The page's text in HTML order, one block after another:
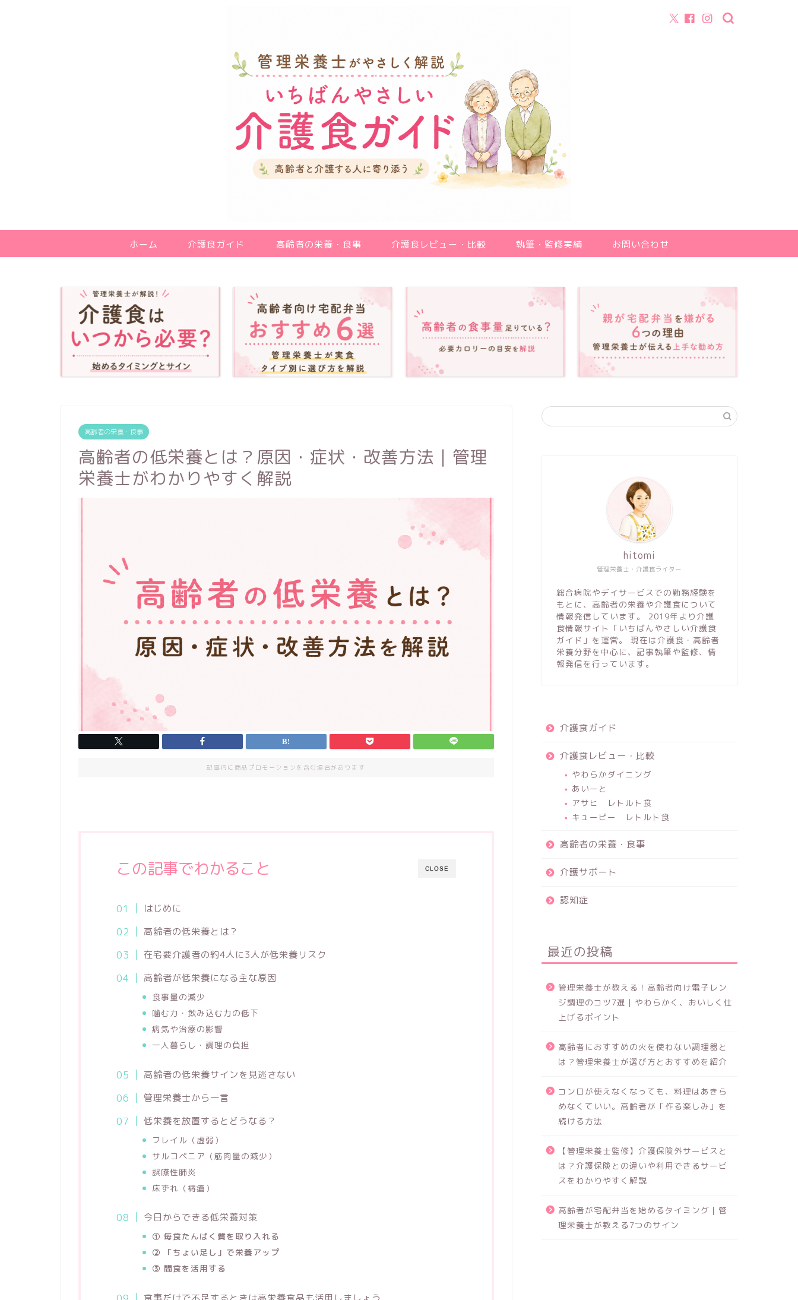
ホーム 介護食ガイド 高齢者の栄養・食事 介護食レビュー・比較 執筆・監修実績 お問い合わせ
高齢者の栄養・食事
高齢者の低栄養とは？原因・症状・改善方法｜管理
栄養士がわかりやすく解説
記事内に商品プロモーションを含む場合があります
CLOSE
この記事でわかること
はじめに
高齢者の低栄養とは？
在宅要介護者の約4人に3人が低栄養リスク
高齢者が低栄養になる主な原因
食事量の減少
噛む力・飲み込む力の低下
病気や治療の影響
一人暮らし・調理の負担
高齢者の低栄養サインを見逃さない
管理栄養士から一言
低栄養を放置するとどうなる？
フレイル（虚弱）
サルコペニア（筋肉量の減少）
誤嚥性肺炎
床ずれ（褥瘡）
今日からできる低栄養対策
① 毎食たんぱく質を取り入れる
② 「ちょい足し」で栄養アップ
③ 間食を活用する
管理栄養士・介護食ライター
hitomi
総合病院やデイサービスでの勤務経験を
もとに、高齢者の栄養や介護食について
情報発信しています。 2019年より介護
食情報サイト「いちばんやさしい介護食
ガイド」を運営。 現在は介護食・高齢者
栄養分野を中心に、記事執筆や監修、情
報発信を行っています。
介護食ガイド
介護食レビュー・比較
やわらかダイニング
あいーと
アサヒ レトルト食
キューピー レトルト食
高齢者の栄養・食事
介護サポート
認知症
最近の投稿
管理栄養士が教える！高齢者向け電子レン
ジ調理のコツ7選｜やわらかく、おいしく仕
上げるポイント
高齢者におすすめの火を使わない調理器と
は？管理栄養士が選び方とおすすめを紹介
コンロが使えなくなっても、料理はあきら
めなくていい。高齢者が「作る楽しみ」を
続ける方法
【管理栄養士監修】介護保険外サービスと
は？介護保険との違いや利用できるサービ
スをわかりやすく解説
高齢者が宅配弁当を始めるタイミング｜管
理栄養士が教える7つのサイン